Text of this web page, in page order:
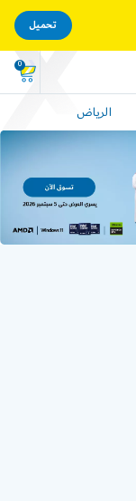
0
الرياض
تحميل